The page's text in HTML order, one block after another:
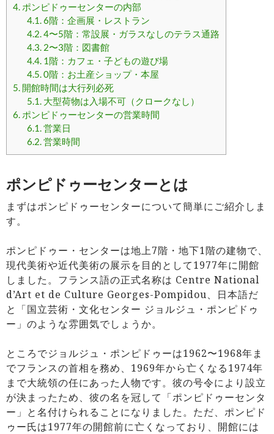
4. ポンピドゥーセンターの内部
4.1.6階：企画展・レストラン
4.2.4〜5階：常設展・ガラスなしのテラス通路
4.3.2〜3階：図書館
4.4.1階：カフェ・子どもの遊び場
4.5.0階：お土産ショップ・本屋
5. 開館時間は大行列必死
5.1.大型荷物は入場不可（クロークなし）
6. ポンピドゥーセンターの営業時間
6.1.営業日
6.2.営業時間
ポンピドゥーセンターとは
まずはポンピドゥーセンターについて簡単にご紹介しま
す。
ポンピドゥー・センターは地上7階・地下1階の建物で、
現代美術や近代美術の展示を目的として1977年に開館
しました。フランス語の正式名称は Centre National
d’Art et de Culture Georges-Pompidou、日本語だ
と「国立芸術・文化センター ジョルジュ・ポンピドゥ
ー」のような雰囲気でしょうか。
ところでジョルジュ・ポンピドゥーは1962〜1968年ま
でフランスの首相を務め、1969年から亡くなる1974年
まで大統領の任にあった人物です。彼の号令により設立
が決まったため、彼の名を冠して「ポンピドゥーセンタ
ー」と名付けられることになりました。ただ、ポンピド
ゥー氏は1977年の開館前に亡くなっており、開館には